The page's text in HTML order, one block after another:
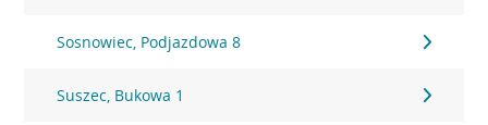
Sosnowiec, Podjazdowa 8
Suszec, Bukowa 1